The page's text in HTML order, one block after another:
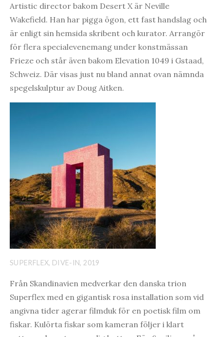
Artistic director bakom Desert X är Neville
Wakefield. Han har pigga ögon, ett fast handslag och
är enligt sin hemsida skribent och kurator. Arrangör
för flera specialevenemang under konstmässan
Frieze och står även bakom Elevation 1049 i Gstaad,
Schweiz. Där visas just nu bland annat ovan nämnda
spegelskulptur av Doug Aitken.
SUPERFLEX, DIVE-IN, 2019
Från Skandinavien medverkar den danska trion
Superflex med en gigantisk rosa installation som vid
angivna tider agerar filmduk för en poetisk film om
fiskar. Kulörta fiskar som kameran följer i klart